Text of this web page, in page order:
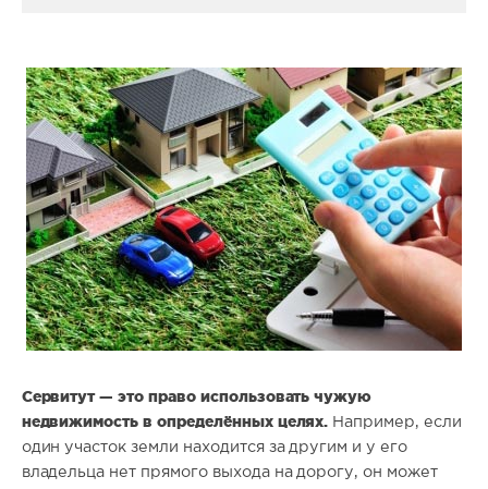
Сервитут — это право использовать чужую
недвижимость в определённых целях. Например, если
один участок земли находится за другим и у его
владельца нет прямого выхода на дорогу, он может